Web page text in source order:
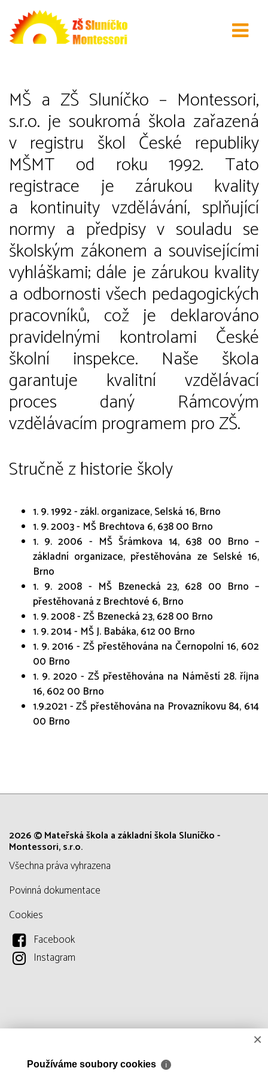
Kdo je MŠ a ZŠ Sluníčko –
MŠ a ZŠ Sluníčko – Montessori,
s.r.o. je soukromá škola zařazená
v registru škol České republiky
MŠMT od roku 1992. Tato
registrace je zárukou kvality
a kontinuity vzdělávání, splňující
normy a předpisy v souladu se
školským zákonem a souvisejícími
vyhláškami; dále je zárukou kvality
a odbornosti všech pedagogických
pracovníků, což je deklarováno
pravidelnými kontrolami České
školní inspekce. Naše škola
garantuje kvalitní vzdělávací
proces daný Rámcovým
vzdělávacím programem pro ZŠ.
Stručně z historie školy
1. 9. 1992 - zákl. organizace, Selská 16, Brno
1. 9. 2003 - MŠ Brechtova 6, 638 00 Brno
1. 9. 2006 - MŠ Šrámkova 14, 638 00 Brno –
základní organizace, přestěhována ze Selské 16,
Brno
1. 9. 2008 - MŠ Bzenecká 23, 628 00 Brno –
přestěhovaná z Brechtové 6, Brno
1. 9. 2008 - ZŠ Bzenecká 23, 628 00 Brno
1. 9. 2014 - MŠ J. Babáka, 612 00 Brno
1. 9. 2016 - ZŠ přestěhována na Černopolní 16, 602
00 Brno
1. 9. 2020 - ZŠ přestěhována na Náměstí 28. října
16, 602 00 Brno
1.9.2021 - ZŠ přestěhována na Provazníkovu 84, 614
00 Brno
2026 © Mateřská škola a základní škola Sluníčko -
Montessori, s.r.o.
všechna práva vyhrazena
Povinná dokumentace
Cookies
Facebook
Instagram
×
Používáme soubory cookies ℹ